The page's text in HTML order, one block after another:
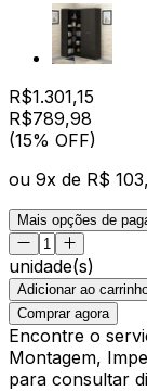
R$1.301,15
R$789,98
(15% OFF)
ou 9x de R$
Mais opções de
unidade(s)
Adicionar ao
Comprar agora
Encontre o
Montagem,
para consultar